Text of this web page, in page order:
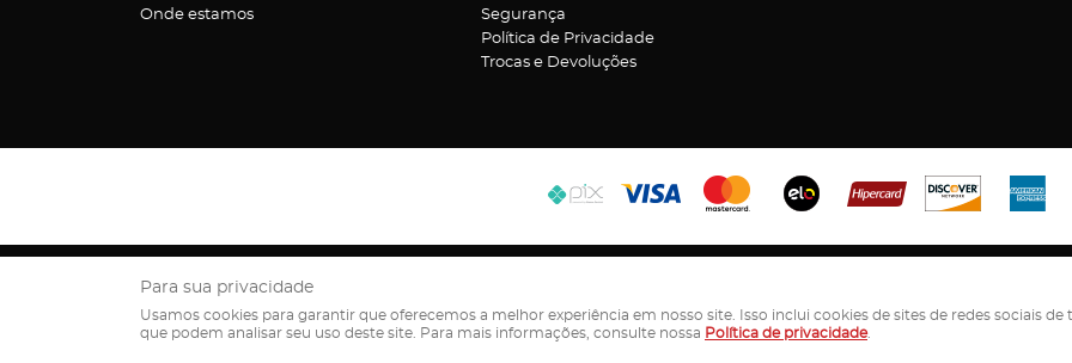
Onde estamos
Segurança
Política de Privacidade
Trocas e Devoluções
Para sua privacidade
Usamos cookies para garantir que oferecemos a melhor experiência em nosso site. Isso inclui cookies de sites de redes sociais
que podem analisar seu uso deste site. Para mais informações, consulte nossa Política de privacidade.